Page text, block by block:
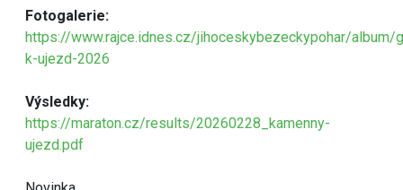
Fotogalerie:
https://www.rajce.idnes.cz/jihoceskybezeckypohar/album/
k-ujezd-2026
Výsledky:
https://maraton.cz/results/20260228_kamenny-
ujezd.pdf